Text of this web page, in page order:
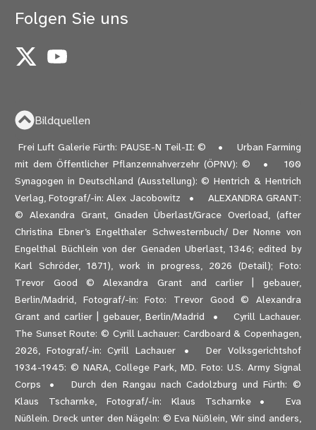
Folgen Sie uns
X YouTube
Bildquellen
Frei Luft Galerie Fürth: PAUSE-N Teil-II: ©
Urban Farming
mit dem Öffentlicher Pflanzennahverzehr (ÖPNV): ©
100
Synagogen in Deutschland (Ausstellung): © Hentrich & Hentrich
Verlag, Fotograf/-in: Alex Jacobowitz
ALEXANDRA GRANT:
© Alexandra Grant, Gnaden Überlast/Grace Overload, (after
Christina Ebner’s Engelthaler Schwesternbuch/ Der Nonne von
Engelthal Büchlein von der Genaden Uberlast, 1346; edited by
Karl Schröder, 1871), work in progress, 2026 (Detail); Foto:
Trevor Good © Alexandra Grant and carlier | gebauer,
Berlin/Madrid, Fotograf/-in: Foto: Trevor Good © Alexandra
Grant and carlier | gebauer, Berlin/Madrid
Cyrill Lachauer.
The Sunset Route: © Cyrill Lachauer: Cardboard & Copenhagen,
2026, Fotograf/-in: Cyrill Lachauer
Der Volksgerichtshof
1934-1945: © NARA, College Park, MD. Foto: U.S. Army Signal
Corps
Durch den Rangau nach Cadolzburg und Fürth: ©
Klaus Tscharnke, Fotograf/-in: Klaus Tscharnke
Eva
Nüßlein. Dreck unter den Nägeln: © Eva Nüßlein, Wir sind anders,